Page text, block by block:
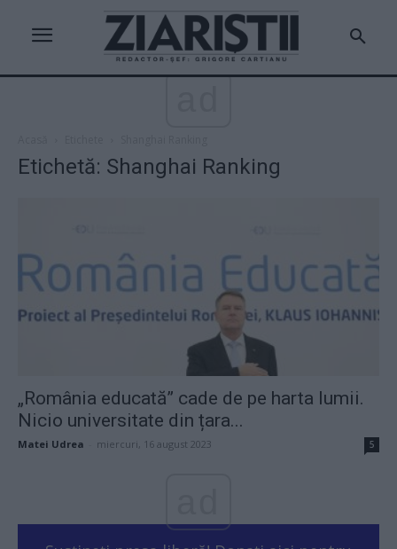
Etichetă: Shanghai Ranking
„România educată” cade de pe harta lumii.
Nicio universitate din țara...
Matei Udrea miercuri, 16 august 2023 5